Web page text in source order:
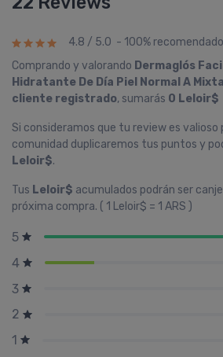
4.8 / 5.0 - 100%
Comprando y valorando Dermaglós
Hidratante De Dí­a Piel Normal A
cliente registrado, sumarás 0 Leloir$
Si consideramos que tu review es valioso
comunidad duplicaremos tus puntos y
Leloir$.
Tus Leloir$ acumulados podrán ser
próxima compra. ( 1 Leloir$ = 1 ARS )
5
4
3
2
1